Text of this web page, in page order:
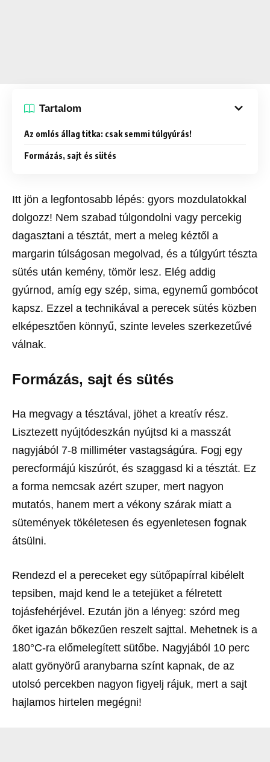
Tartalom
Az omlós állag titka: csak semmi túlgyúrás!
Formázás, sajt és sütés
Itt jön a legfontosabb lépés: gyors mozdulatokkal
dolgozz! Nem szabad túlgondolni vagy percekig
dagasztani a tésztát, mert a meleg kéztől a
margarin túlságosan megolvad, és a túlgyúrt tészta
sütés után kemény, tömör lesz. Elég addig
gyúrnod, amíg egy szép, sima, egynemű gombócot
kapsz. Ezzel a technikával a perecek sütés közben
elképesztően könnyű, szinte leveles szerkezetűvé
válnak.
Formázás, sajt és sütés
Ha megvagy a tésztával, jöhet a kreatív rész.
Lisztezett nyújtódeszkán nyújtsd ki a masszát
nagyjából 7-8 milliméter vastagságúra. Fogj egy
perecformájú kiszúrót, és szaggasd ki a tésztát. Ez
a forma nemcsak azért szuper, mert nagyon
mutatós, hanem mert a vékony szárak miatt a
sütemények tökéletesen és egyenletesen fognak
átsülni.
Rendezd el a pereceket egy sütőpapírral kibélelt
tepsiben, majd kend le a tetejüket a félretett
tojásfehérjével. Ezután jön a lényeg: szórd meg
őket igazán bőkezűen reszelt sajttal. Mehetnek is a
180°C-ra előmelegített sütőbe. Nagyjából 10 perc
alatt gyönyörű aranybarna színt kapnak, de az
utolsó percekben nagyon figyelj rájuk, mert a sajt
hajlamos hirtelen megégni!